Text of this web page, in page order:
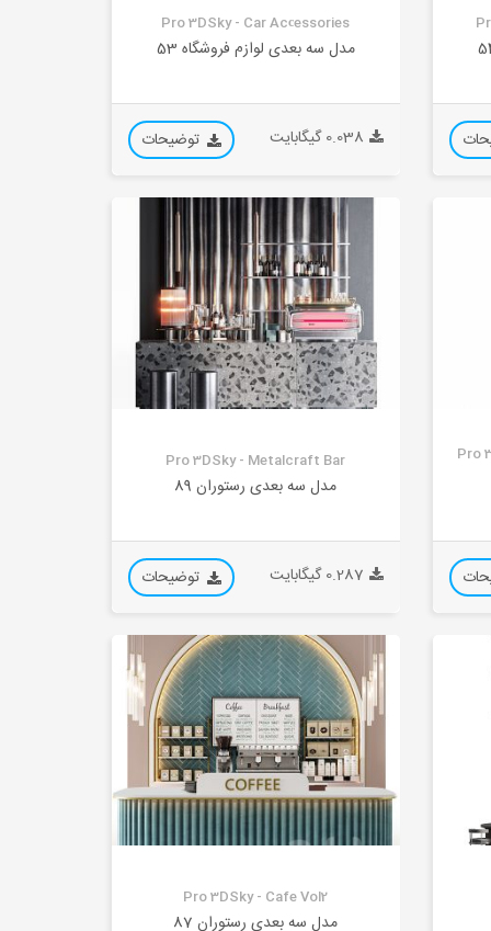
Pro 3DSky - Car Acсessories
مدل سه بعدی لوازم فروشگاه 53
0.038 گیگابایت توضیحات
Pro
Pro 3DSky - Metalcraft Bar
مدل سه بعدی رستوران 89
0.287 گیگابایت توضیحات
Pro 3DSky - Cafe Vol2
مدل سه بعدی رستوران 87